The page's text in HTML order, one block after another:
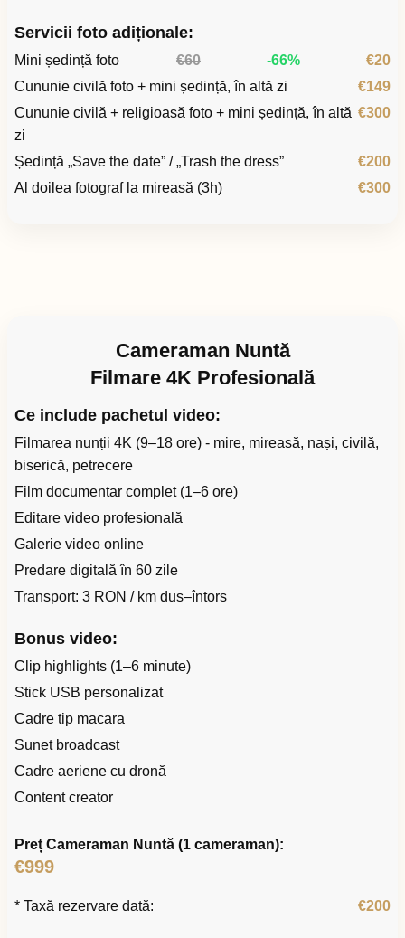
Servicii foto adiționale:
Mini ședință foto €60 -66%
€20
Cununie civilă foto + mini ședință, în altă zi
€149
Cununie civilă + religioasă foto + mini ședință, în altă
zi
€300
Ședință „Save the date” / „Trash the dress”
€200
Al doilea fotograf la mireasă (3h)
€300
Cameraman Nuntă
Filmare 4K Profesională
Ce include pachetul video:
Filmarea nunții 4K (9–18 ore) - mire, mireasă, nași, civilă,
biserică, petrecere
Film documentar complet (1–6 ore)
Editare video profesională
Galerie video online
Predare digitală în 60 zile
Transport: 3 RON / km dus–întors
Bonus video:
Clip highlights (1–6 minute)
Stick USB personalizat
Cadre tip macara
Sunet broadcast
Cadre aeriene cu dronă
Content creator
Preț Cameraman Nuntă (1 cameraman):
€999
* Taxă rezervare dată: €200